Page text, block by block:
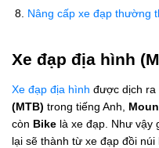
Nâng cấp xe đạp thường
Xe đạp địa hình
Xe đạp địa hình được dịch
(MTB) trong tiếng Anh,
còn Bike là xe đạp. Như vậy
lại sẽ thành từ xe đạp đồi